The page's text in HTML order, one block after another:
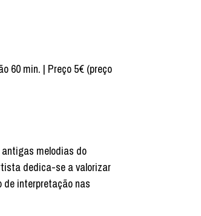
60 min. | Preço 5€ (preço
melodias do
dedica-se a valorizar
de interpretação nas